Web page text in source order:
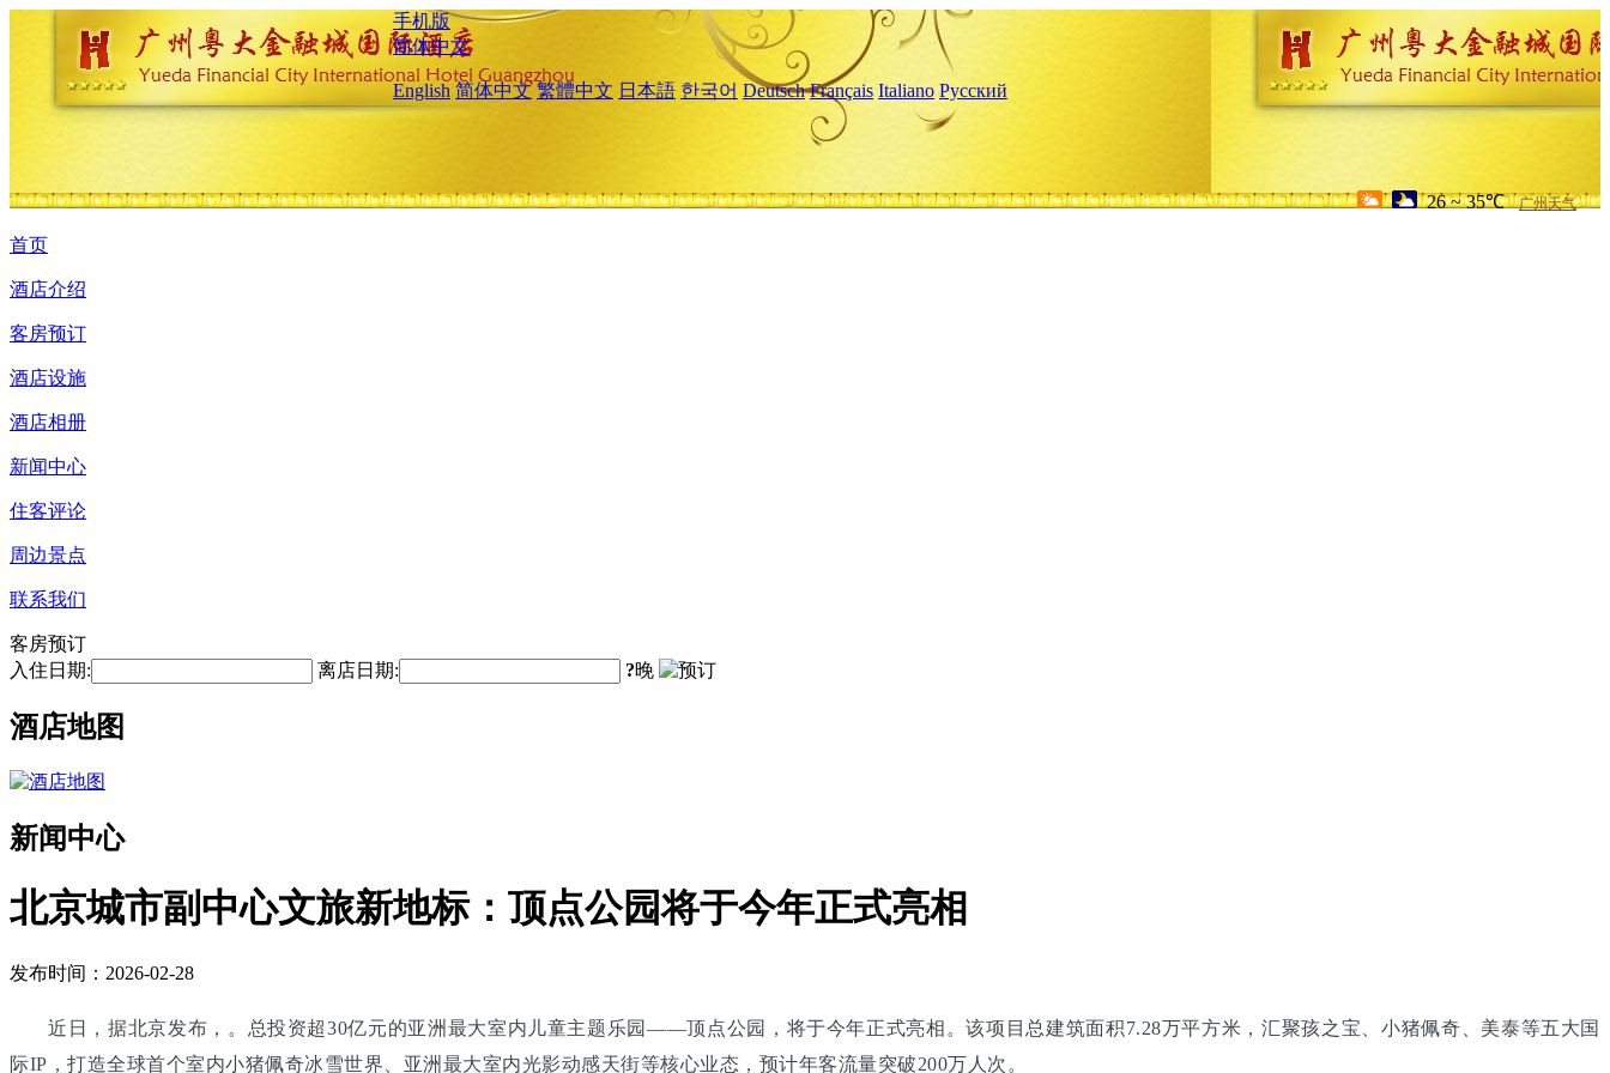
手机版
简体中文
English 简体中文 繁體中文 日本語 한국어 Deutsch Français Italiano Русский
26 ~ 35℃ 广州天气
首页
酒店介绍
客房预订
酒店设施
酒店相册
新闻中心
住客评论
周边景点
联系我们
客房预订
入住日期:
离店日期: ?晚
酒店地图
新闻中心
北京城市副中心文旅新地标：顶点公园将于今年正式亮相
发布时间：2026-02-28
近日，据北京发布，。总投资超30亿元的亚洲最大室内儿童主题乐园——顶点公园，将于今年正式亮相。该项目总建筑面积7.28万平方米，汇聚孩之宝、小猪佩奇、美泰等五大国
际IP，打造全球首个室内小猪佩奇冰雪世界、亚洲最大室内光影动感天街等核心业态，预计年客流量突破200万人次。